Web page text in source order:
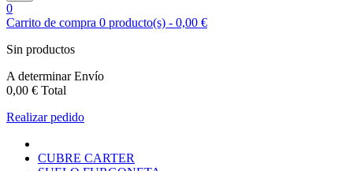
0
Carrito de compra 0 producto(s) - 0,00 €
Sin productos
A determinarEnvío
0,00 € Total
Realizar pedido
CUBRE CARTER